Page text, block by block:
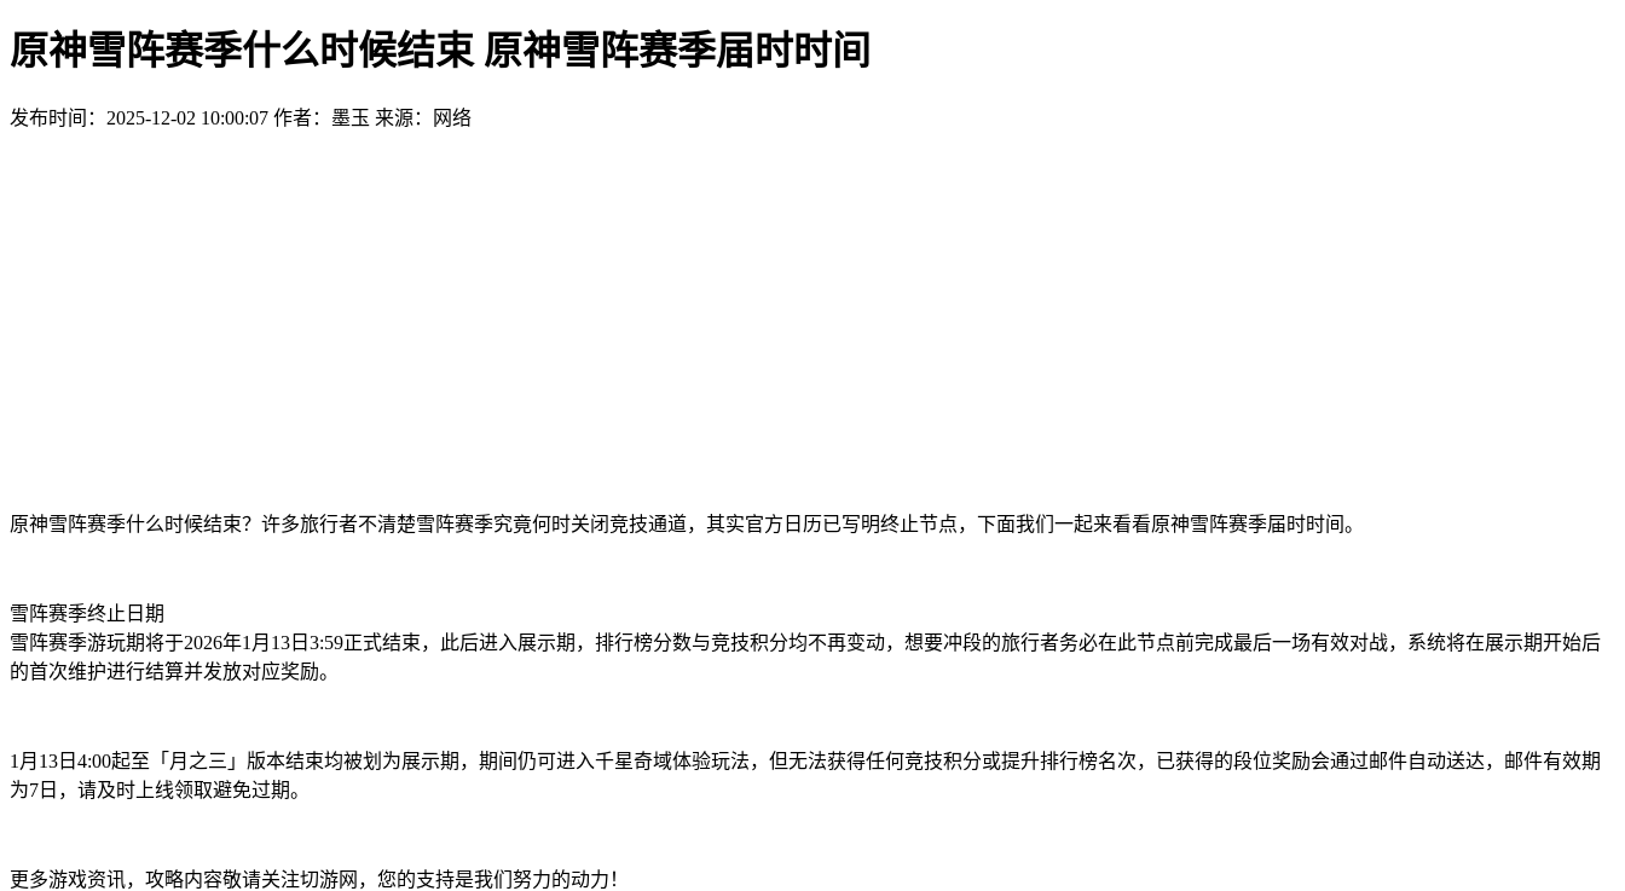
原神雪阵赛季什么时候结束 原神雪阵赛季届时时间
发布时间：2025-12-02 10:00:07 作者：墨玉 来源：网络
原神雪阵赛季什么时候结束？许多旅行者不清楚雪阵赛季究竟何时关闭竞技通道，其实官方日历已写明终止节点，下面我们一起来看看原神雪阵赛季届时时间。
雪阵赛季终止日期
雪阵赛季游玩期将于2026年1月13日3:59正式结束，此后进入展示期，排行榜分数与竞技积分均不再变动，想要冲段的旅行者务必在此节点前完成最后一场有效对战，系统将在展示期开始后
的首次维护进行结算并发放对应奖励。
1月13日4:00起至「月之三」版本结束均被划为展示期，期间仍可进入千星奇域体验玩法，但无法获得任何竞技积分或提升排行榜名次，已获得的段位奖励会通过邮件自动送达，邮件有效期
为7日，请及时上线领取避免过期。
更多游戏资讯，攻略内容敬请关注切游网，您的支持是我们努力的动力！